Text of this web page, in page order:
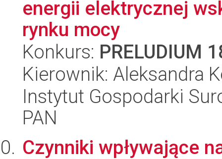
energii elektrycznej
rynku mocy
Konkurs: PRELUDIUM
Kierownik: Aleksandra
Instytut Gospodarki
PAN
Czynniki wpływające